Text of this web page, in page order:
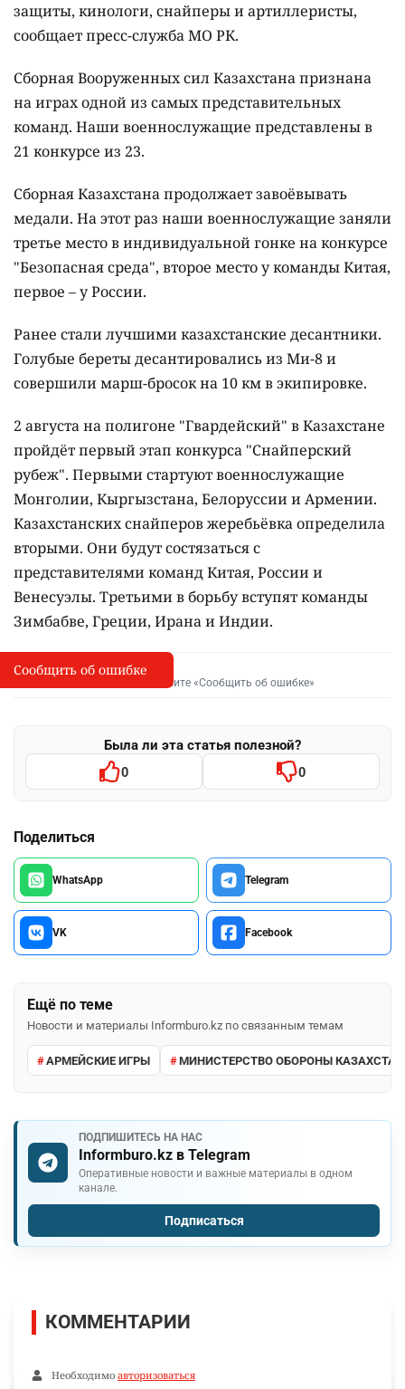
защиты, кинологи, снайперы и артиллеристы,
сообщает пресс-служба МО РК.
Сборная Вооруженных сил Казахстана признана
на играх одной из самых представительных
команд. Наши военнослужащие представлены в
21 конкурсе из 23.
Сборная Казахстана продолжает завоёвывать
медали. На этот раз наши военнослужащие заняли
третье место в индивидуальной гонке на конкурсе
"Безопасная среда", второе место у команды Китая,
первое – у России.
Ранее стали лучшими казахстанские десантники.
Голубые береты десантировались из Ми-8 и
совершили марш-бросок на 10 км в экипировке.
2 августа на полигоне "Гвардейский" в Казахстане
пройдёт первый этап конкурса "Снайперский
рубеж". Первыми стартуют военнослужащие
Монголии, Кыргызстана, Белоруссии и Армении.
Казахстанских снайперов жеребьёвка определила
вторыми. Они будут состязаться с
представителями команд Китая, России и
Венесуэлы. Третьими в борьбу вступят команды
Зимбабве, Греции, Ирана и Индии.
I
Сообщить об опечатке
Выделите фрагмент и нажмите «Сообщить об ошибке»
Была ли эта статья полезной?
0 0
Поделиться
WhatsApp Telegram
VK Facebook
Ещё по теме
Новости и материалы Informburo.kz по связанным темам
АРМЕЙСКИЕ ИГРЫ МИНИСТЕРСТВО ОБОРОНЫ
ПОДПИШИТЕСЬ НА НАС
Informburo.kz в Telegram
Оперативные новости и важные материалы в одном
канале.
Подписаться
Сообщить об ошибке
КОММЕНТАРИИ
Необходимо авторизоваться